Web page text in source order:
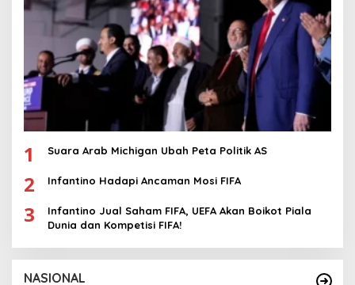
1 Suara Arab Michigan Ubah Peta Politik AS
2 Infantino Hadapi Ancaman Mosi FIFA
3
Infantino Jual Saham FIFA, UEFA Akan Boikot Piala
Dunia dan Kompetisi FIFA!
NASIONAL